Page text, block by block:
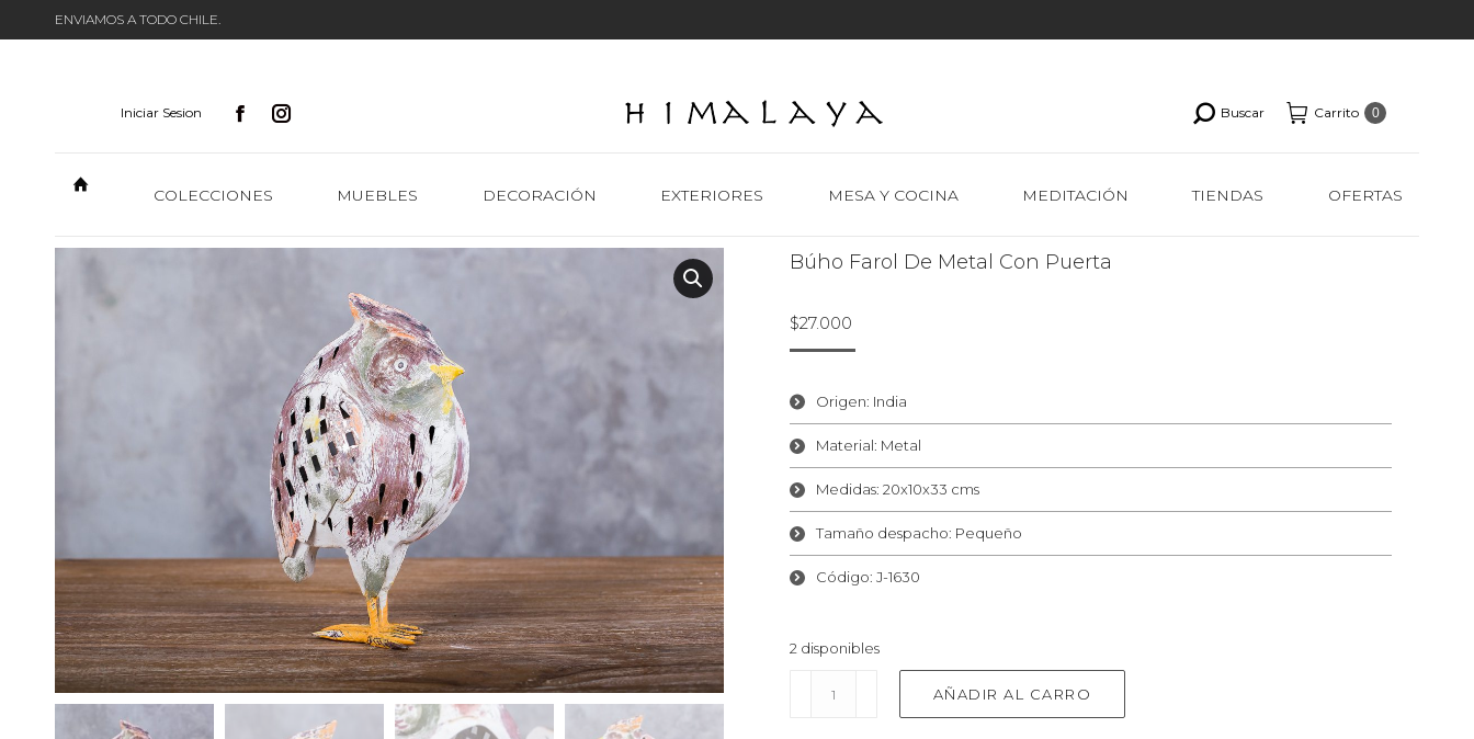
ENVIAMOS A TODO CHILE.
Iniciar Sesion Buscar Carrito 0
COLECCIONES MUEBLES DECORACIÓN EXTERIORES MESA Y COCINA MEDITACIÓN TIENDAS OFERTAS
Búho Farol De Metal Con Puerta
$27.000
Origen: India
Material: Metal
Medidas: 20x10x33 cms
Tamaño despacho: Pequeño
Código: J-1630
2 disponibles
AÑADIR AL CARRO